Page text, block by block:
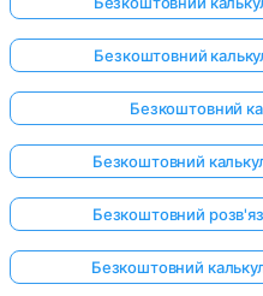
Безкоштовний
Безкоштовний
Безкоштовний
Безкоштовний
Безкоштовний